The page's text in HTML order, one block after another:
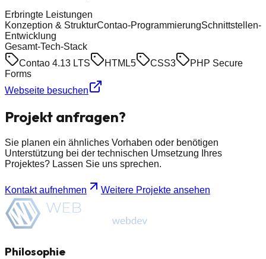
Erbringte Leistungen
Konzeption & StrukturContao-ProgrammierungSchnittstellen-
Entwicklung
Gesamt-Tech-Stack
Contao 4.13 LTS
HTML5 CSS3
PHP Secure
Forms
Webseite besuchen
Projekt anfragen?
Sie planen ein ähnliches Vorhaben oder benötigen
Unterstützung bei der technischen Umsetzung Ihres
Projektes? Lassen Sie uns sprechen.
Kontakt aufnehmen Weitere Projekte ansehen
Philosophie